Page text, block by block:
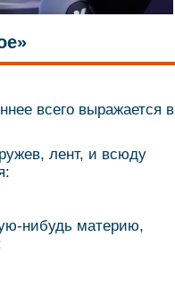
всего выражается в
лент, и всюду
нибудь материю,